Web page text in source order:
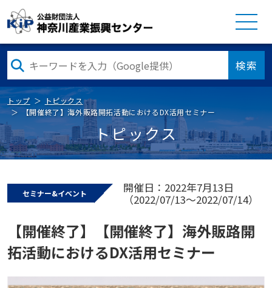
検索
トップ
トピックス
【開催終了】海外販路開拓活動におけるDX活用セミナー
トピックス
セミナー&イベント
開催日：2022年7月13日
（2022/07/13～2022/07/14）
【開催終了】【開催終了】海外販路開
拓活動におけるDX活用セミナー